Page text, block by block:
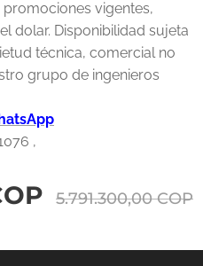
vigentes,
dolar. Disponibilidad sujeta
técnica, comercial no
grupo de ingenieros
,
5.791.300,00COP